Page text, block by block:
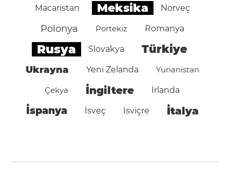
Macaristan Meksika Norveç
Polonya Portekiz Romanya
Rusya Slovakya Türkiye
Ukrayna Yeni Zelanda Yunanistan
Çekya İngiltere İrlanda
İspanya İsveç İsviçre İtalya